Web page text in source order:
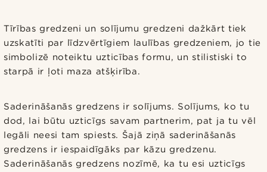
Tīrības gredzeni un solījumu gredzeni dažkārt tiek
uzskatīti par līdzvērtīgiem laulības gredzeniem, jo tie
simbolizē noteiktu uzticības formu, un stilistiski to
starpā ir ļoti maza atšķirība.
Saderināšanās gredzens ir solījums. Solījums, ko tu
dod, lai būtu uzticīgs savam partnerim, pat ja tu vēl
legāli neesi tam spiests. Šajā ziņā saderināšanās
gredzens ir iespaidīgāks par kāzu gredzenu.
Saderināšanās gredzens nozīmē, ka tu esi uzticīgs